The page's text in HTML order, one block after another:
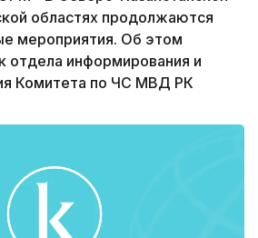
областях продолжаются
мероприятия. Об этом
отдела информирования и
Комитета по ЧС МВД РК